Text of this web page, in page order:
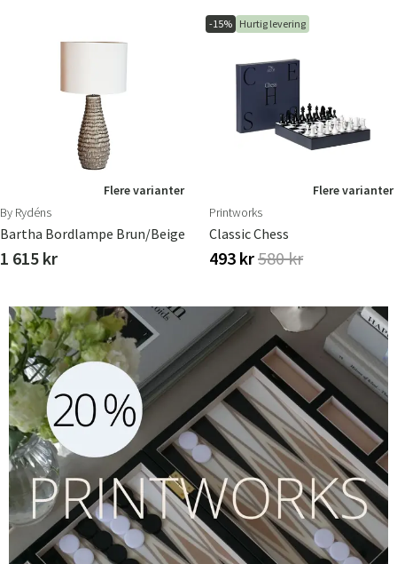
Flere varianter
By Rydéns
Bartha Bordlampe Brun/beige
1 615 kr
-15% Hurtig levering
Flere varianter
Printworks
Classic Chess
493 kr580 kr